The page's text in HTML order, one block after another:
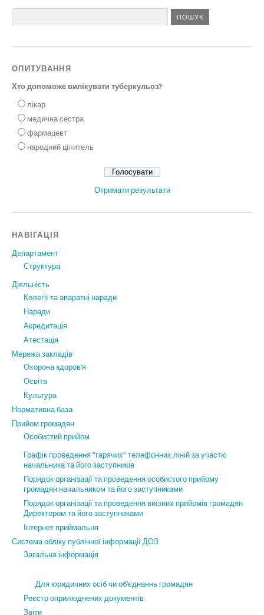
ОПИТУВАННЯ
Хто допоможе вилікувати туберкульоз?
лікар
медична сестра
фармацевт
народний цілитель
Отримати результати
НАВІГАЦІЯ
Департамент
Структура
Діяльність
Колегії та апаратні наради
Наради
Акредитація
Атестація
Мережа закладів
Охорона здоров’я
Освіта
Культура
Нормативна база
Прийом громадян
Особистий прийом
Графік проведення “гарячих” телефонних ліній за участю
начальника та його заступників
Порядок організації та проведення особистого прийому
громадян начальником та його заступниками
Порядок організації та проведення виїзних прийомів громадян
Директором та його заступниками
Інтернет приймальня
Система обліку публічної інформації ДОЗ
Загальна інформація
Для юридичних осіб чи об’єднаннь громадян
Реєстр оприлюднених документів
Звіти